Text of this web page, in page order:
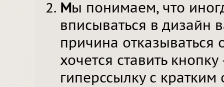
Мы понимаем, что
вписываться в дизайн
причина отказываться
хочется ставить
гиперссылку с